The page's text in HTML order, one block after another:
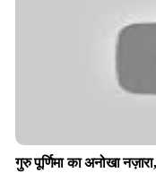
गुरु पूर्णिमा का अनोखा